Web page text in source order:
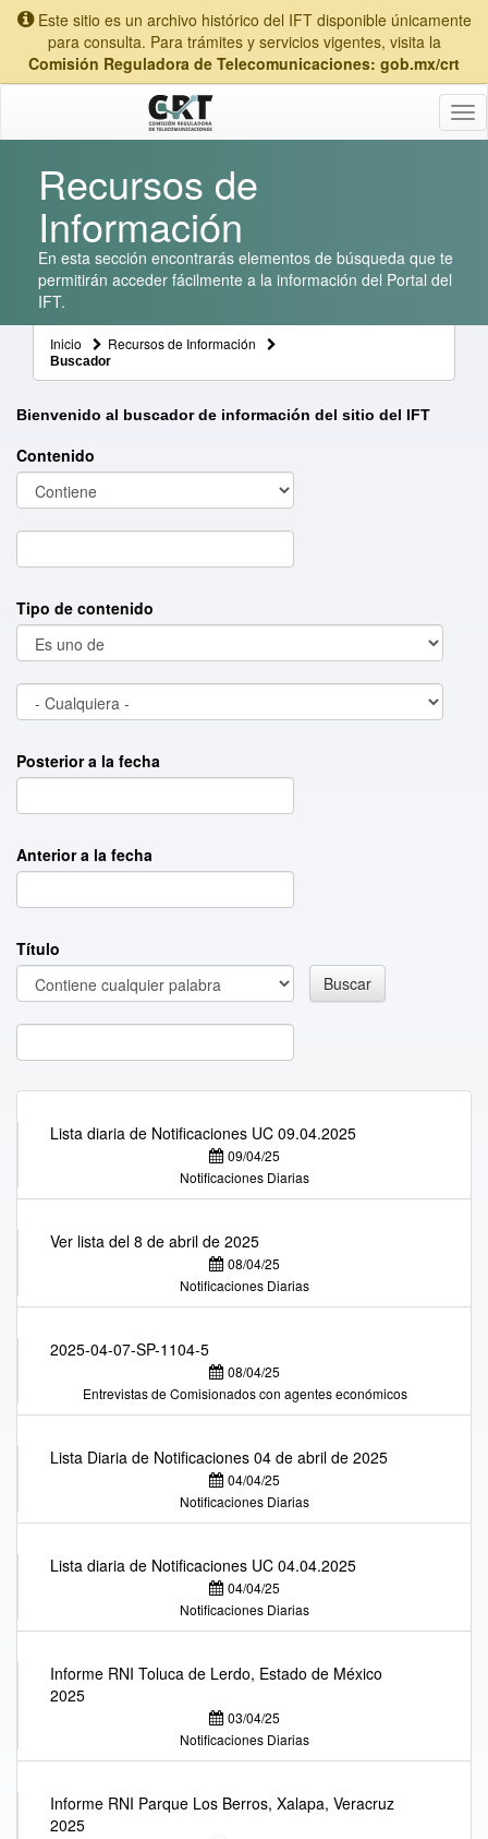
Este sitio es un archivo histórico del IFT disponible únicamente
para consulta. Para trámites y servicios vigentes, visita la
Comisión Reguladora de Telecomunicaciones: gob.mx/crt
Recursos de
Información
En esta sección encontrarás elementos de búsqueda que te
permitirán acceder fácilmente a la información del Portal del
IFT.
Inicio Recursos de Información
Buscador
Bienvenido al buscador de información del sitio del IFT
Contenido
Tipo de contenido
Posterior a la fecha
Anterior a la fecha
Título
Buscar título por
Buscar
Lista diaria de Notificaciones UC 09.04.2025
09/04/25
Notificaciones Diarias
Ver lista del 8 de abril de 2025
08/04/25
Notificaciones Diarias
2025-04-07-SP-1104-5
08/04/25
Entrevistas de Comisionados con agentes económicos
Lista Diaria de Notificaciones 04 de abril de 2025
04/04/25
Notificaciones Diarias
Lista diaria de Notificaciones UC 04.04.2025
04/04/25
Notificaciones Diarias
Informe RNI Toluca de Lerdo, Estado de México
2025
03/04/25
Notificaciones Diarias
Informe RNI Parque Los Berros, Xalapa, Veracruz
2025